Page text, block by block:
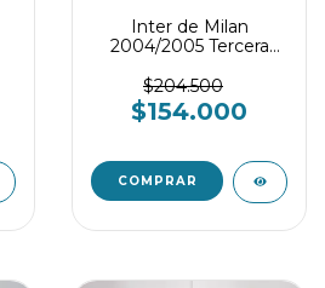
Inter de Milan
2004/2005 Tercera
$204.500
$154.000
COMPRAR